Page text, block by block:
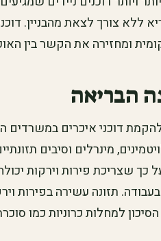
ללא צורך לצאת מהבניין.
ומחזירה את הקשר בין
הבריאה
דוכני איכרים במשרדים
מינרלים וסיבים
כך שצריכת פירות וירקות
בעבודה. תזונה עשירה בפירות
למחלות כרוניות כמו